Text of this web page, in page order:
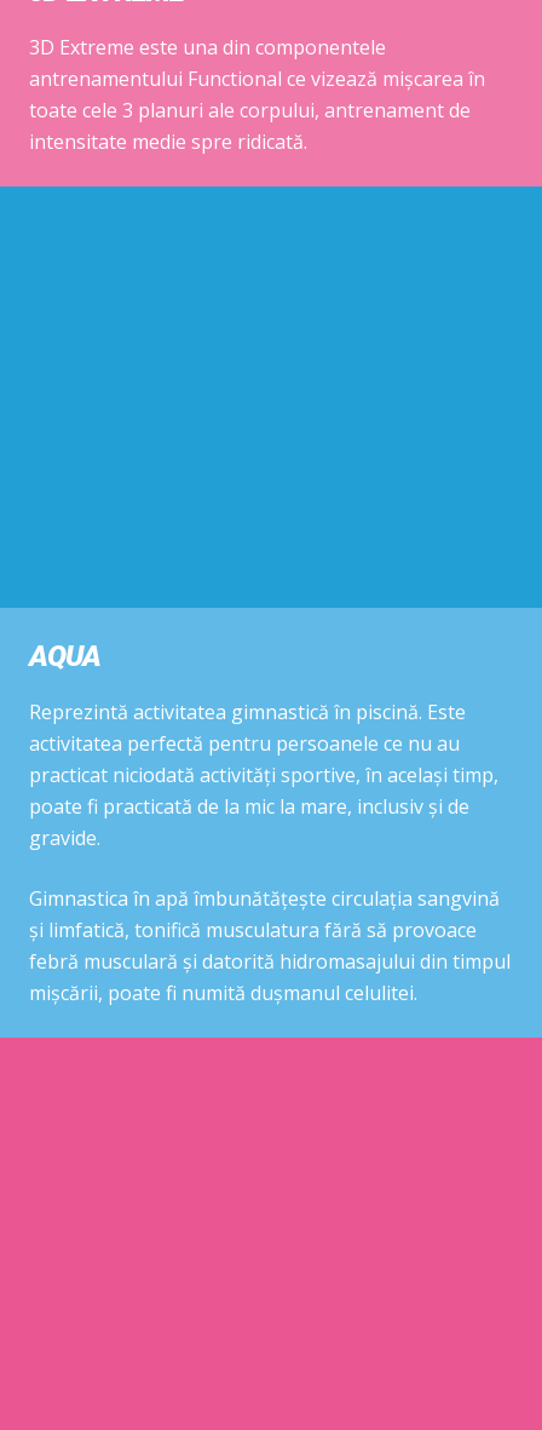
3D Extreme este una din componentele
antrenamentului Functional ce vizează mișcarea în
toate cele 3 planuri ale corpului, antrenament de
intensitate medie spre ridicată.
AQUA
Reprezintă activitatea gimnastică în piscină. Este
activitatea perfectă pentru persoanele ce nu au
practicat niciodată activități sportive, în același timp,
poate fi practicată de la mic la mare, inclusiv și de
gravide.
Gimnastica în apă îmbunătățește circulația sangvină
și limfatică, tonifică musculatura fără să provoace
febră musculară și datorită hidromasajului din timpul
mișcării, poate fi numită dușmanul celulitei.